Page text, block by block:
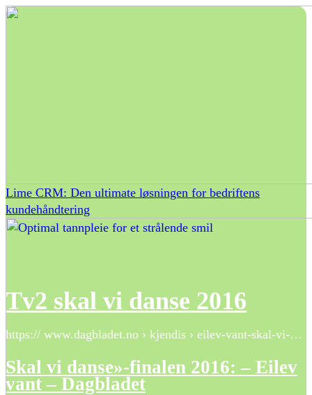
Lime CRM: Den ultimate løsningen for bedriftens
kundehåndtering
Tv2 skal vi danse 2016
https:// www.dagbladet.no › kjendis › eilev-vant-skal-vi-…
Skal vi danse»-finalen 2016: – Eilev
vant – Dagbladet